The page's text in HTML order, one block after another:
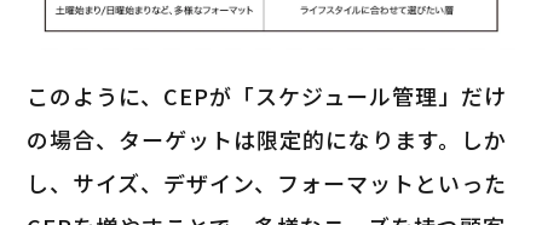
このように、CEPが「スケジュール管理」だけ
の場合、ターゲットは限定的になります。しか
し、サイズ、デザイン、フォーマットといった